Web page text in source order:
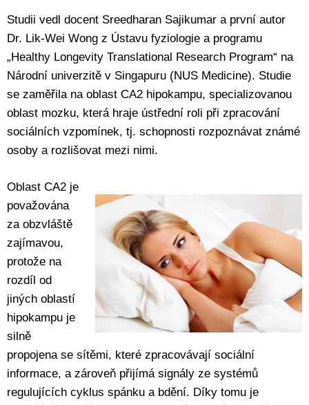
Studii vedl docent Sreedharan Sajikumar a první autor
Dr. Lik-Wei Wong z Ústavu fyziologie a programu
„Healthy Longevity Translational Research Program“ na
Národní univerzitě v Singapuru (NUS Medicine). Studie
se zaměřila na oblast CA2 hipokampu, specializovanou
oblast mozku, která hraje ústřední roli při zpracování
sociálních vzpomínek, tj. schopnosti rozpoznávat známé
osoby a rozlišovat mezi nimi.
Oblast CA2 je
považována
za obzvláště
zajímavou,
protože na
rozdíl od
jiných oblastí
hipokampu je
silně
propojena se sítěmi, které zpracovávají sociální
informace, a zároveň přijímá signály ze systémů
regulujících cyklus spánku a bdění. Díky tomu je